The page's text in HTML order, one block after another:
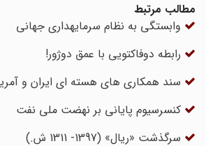
مطالب مرتبط
وابستگی به نظام سرمایه‎داری جهانی
رابطه دوفاکتویی با عمق دوژور!
سند همکاری های هسته ای ایران و آمریکا
کنسرسیوم پایانی بر نهضت ملی نفت
سرگذشت «ریال» (1397- 1311 ش.)